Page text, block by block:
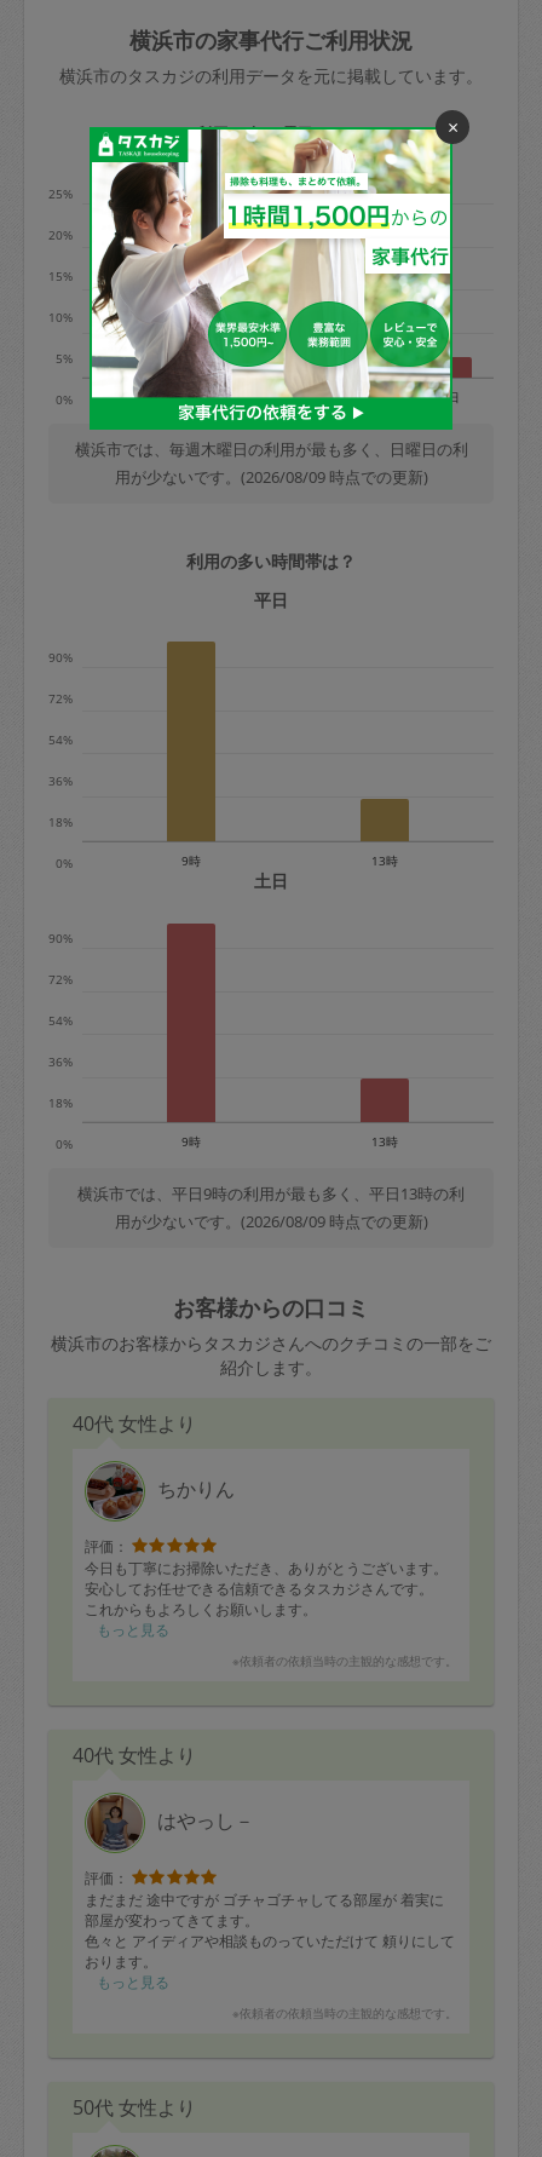
依頼者不在による当日キャンセル＝依頼
金額の100%＋交通費全額
※例：依頼日時／土曜日午前9時開始の場
合、水曜日午前9時以降はキャンセル料が
水曜日9時〜金曜日9時まで＝依頼料金の
50%
金曜日9時～土曜日8時まで＝依頼金額の
100%
土曜日8時〜実施時間＝依頼金額の100%
＋交通費全額
依頼者不在による当日キャンセル＝依頼
金額の100%＋交通費全額
定期契約をキャンセルする場合、毎週定
期は月2回まで隔週定期は月1回までキャ
※キャンセル料金の設定について：
きた場合は損害保険の対象外となるので
ご注意ください。
玉、など
あわせてこちらも参照ください：初めて
利用します。注意しなくてはいけない点
はありますか？
横浜市の家事代行ご利用状況
横浜市のタスカジの利用データを元に掲載しています。
利用の多い曜日は？
0%
5%
10%
15%
20%
25%
月 火 水 木 金 土 日
横浜市では、毎週木曜日の利用が最も多く、日曜日の利
用が少ないです。(2026/08/09 時点での更新)
利用の多い時間帯は？
平日
0%
18%
36%
54%
72%
90%
9時 13時
土日
0%
18%
36%
54%
72%
90%
9時 13時
横浜市では、平日9時の利用が最も多く、平日13時の利
用が少ないです。(2026/08/09 時点での更新)
お客様からの口コミ
横浜市のお客様からタスカジさんへのクチコミの一部をご
紹介します。
40代 女性より
ちかりん
評価：
今日も丁寧にお掃除いただき、ありがとうございます。
安心してお任せできる信頼できるタスカジさんです。
これからもよろしくお願いします。
もっと見る
※依頼者の依頼当時の主観的な感想です。
40代 女性より
はやっし－
評価：
まだまだ 途中ですが ゴチャゴチャしてる部屋が 着実に
部屋が変わってきてます。
色々と アイディアや相談ものっていただけて 頼りにして
おります。
また よろしくお願いします。
もっと見る
※依頼者の依頼当時の主観的な感想です。
50代 女性より
×